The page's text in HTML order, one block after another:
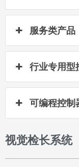
服务类产品
行业专用型
可编程控制
视觉检长系统